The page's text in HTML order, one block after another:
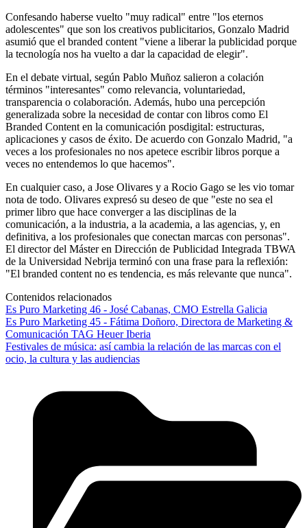
Confesando haberse vuelto "muy radical" entre "los eternos
adolescentes" que son los creativos publicitarios, Gonzalo Madrid
asumió que el branded content "viene a liberar la publicidad porque
la tecnología nos ha vuelto a dar la capacidad de elegir".
En el debate virtual, según Pablo Muñoz salieron a colación
términos "interesantes" como relevancia, voluntariedad,
transparencia o colaboración. Además, hubo una percepción
generalizada sobre la necesidad de contar con libros como El
Branded Content en la comunicación posdigital: estructuras,
aplicaciones y casos de éxito. De acuerdo con Gonzalo Madrid, "a
veces a los profesionales no nos apetece escribir libros porque a
veces no entendemos lo que hacemos".
En cualquier caso, a Jose Olivares y a Rocio Gago se les vio tomar
nota de todo. Olivares expresó su deseo de que "este no sea el
primer libro que hace converger a las disciplinas de la
comunicación, a la industria, a la academia, a las agencias, y, en
definitiva, a los profesionales que conectan marcas con personas".
El director del Máster en Dirección de Publicidad Integrada TBWA
de la Universidad Nebrija terminó con una frase para la reflexión:
"El branded content no es tendencia, es más relevante que nunca".
Contenidos relacionados
Es Puro Marketing 46 - José Cabanas, CMO Estrella Galicia
Es Puro Marketing 45 - Fátima Doñoro, Directora de Marketing &
Comunicación TAG Heuer Iberia
Festivales de música: así cambia la relación de las marcas con el
ocio, la cultura y las audiencias